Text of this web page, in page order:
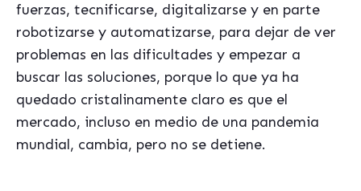
fuerzas, tecnificarse, digitalizarse y en parte
robotizarse y automatizarse, para dejar de ver
problemas en las dificultades y empezar a
buscar las soluciones, porque lo que ya ha
quedado cristalinamente claro es que el
mercado, incluso en medio de una pandemia
mundial, cambia, pero no se detiene.